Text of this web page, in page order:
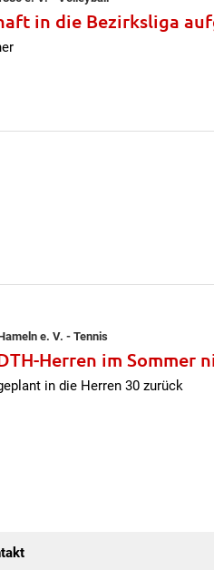
in die Bezirksliga
e. V. - Tennis
Herren im Sommer
in die Herren 30 zurück